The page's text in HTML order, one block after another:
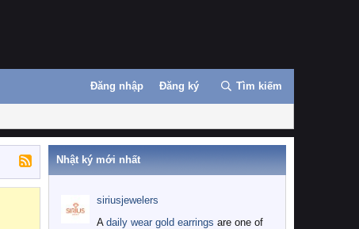
Đăng nhập Đăng ký Tìm kiếm
Nhật ký mới nhất
siriusjewelers
A daily wear gold earrings are one of